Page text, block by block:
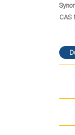
CAS